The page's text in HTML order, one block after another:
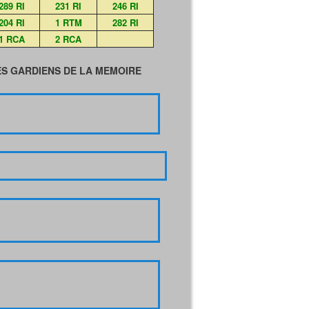
RI 231 RI
246 RI
RI
1 RTM
282 RI
RCA
2 RCA
GARDIENS DE LA MEMOIRE